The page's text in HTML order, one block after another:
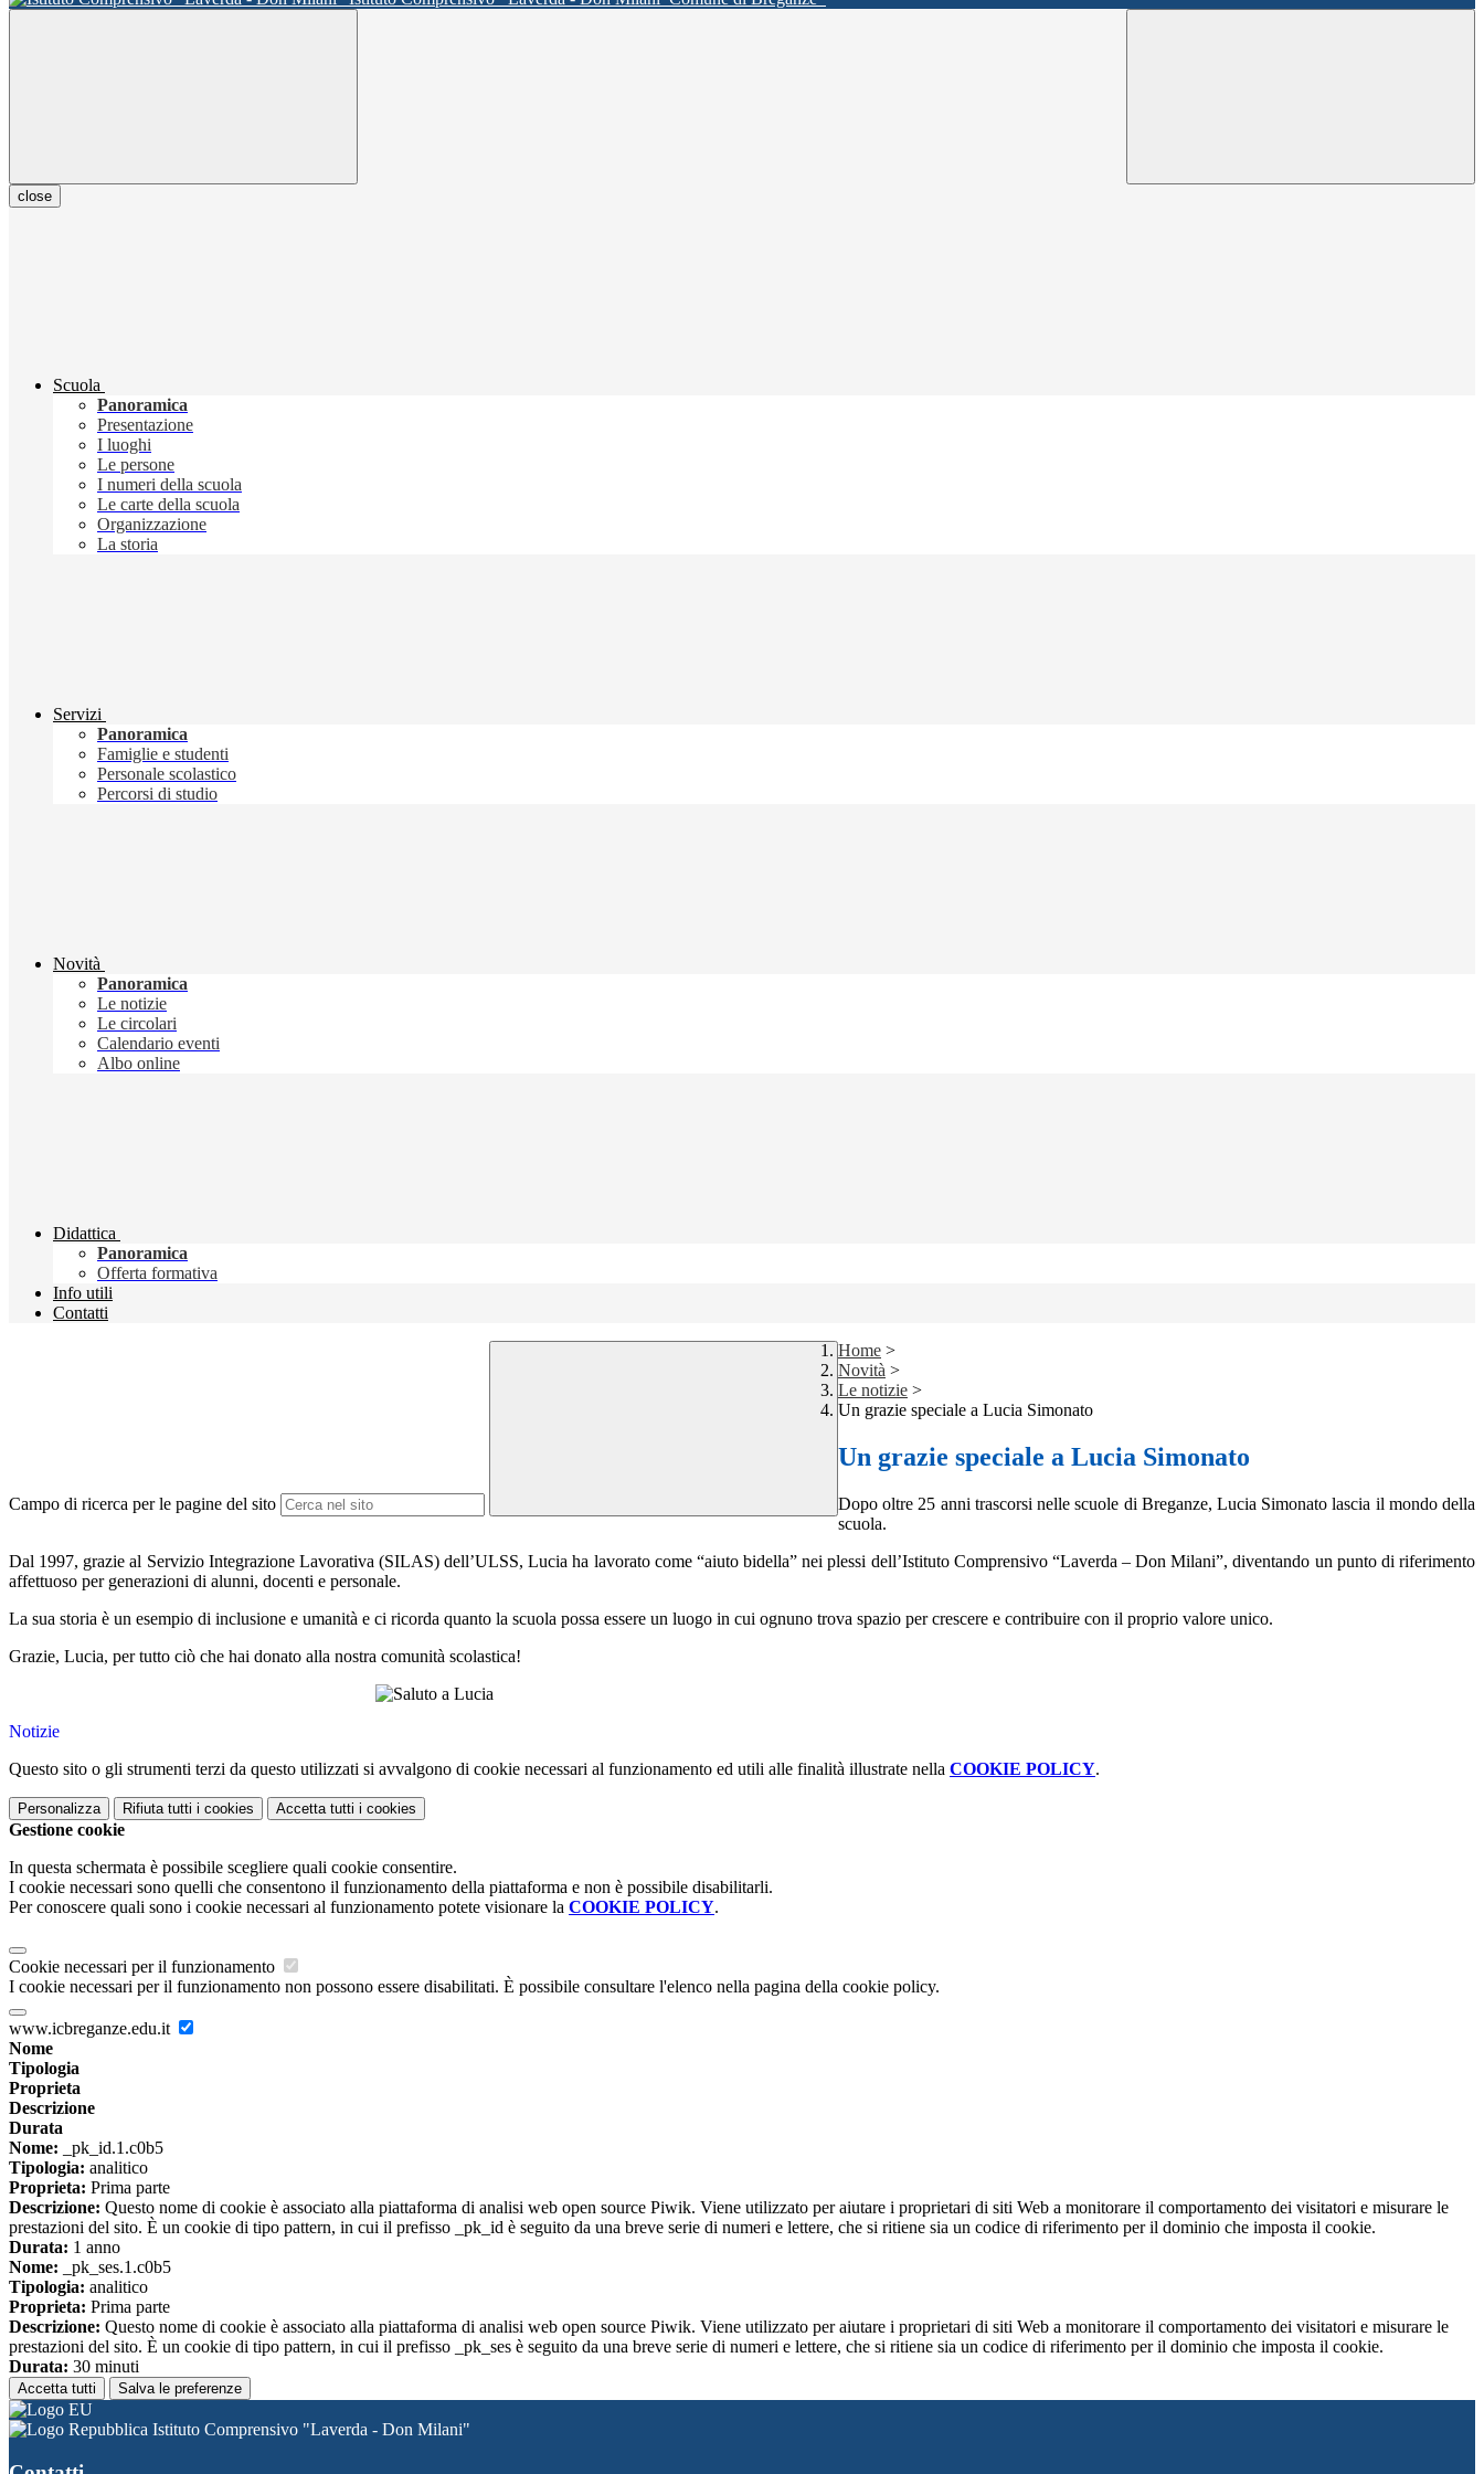
close
Scuola
Panoramica
Presentazione
I luoghi
Le persone
I numeri della scuola
Le carte della scuola
Organizzazione
La storia
Servizi
Panoramica
Famiglie e studenti
Personale scolastico
Percorsi di studio
Novità
Panoramica
Le notizie
Le circolari
Calendario eventi
Albo online
Didattica
Panoramica
Offerta formativa
Info utili
Contatti
Campo di ricerca per le pagine del sito
Home >
Novità >
Le notizie >
Un grazie speciale a Lucia Simonato
Un grazie speciale a Lucia Simonato
Dopo oltre 25 anni trascorsi nelle scuole di Breganze, Lucia Simonato lascia il mondo della
scuola.
Dal 1997, grazie al Servizio Integrazione Lavorativa (SILAS) dell’ULSS, Lucia ha lavorato come “aiuto bidella” nei plessi dell’Istituto Comprensivo “Laverda – Don Milani”, diventando un punto di riferimento
affettuoso per generazioni di alunni, docenti e personale.
La sua storia è un esempio di inclusione e umanità e ci ricorda quanto la scuola possa essere un luogo in cui ognuno trova spazio per crescere e contribuire con il proprio valore unico.
Grazie, Lucia, per tutto ciò che hai donato alla nostra comunità scolastica!
Notizie
Questo sito o gli strumenti terzi da questo utilizzati si avvalgono di cookie necessari al funzionamento ed utili alle finalità illustrate nella COOKIE POLICY.
Personalizza Rifiuta tutti i cookies Accetta tutti i cookies
Gestione cookie
In questa schermata è possibile scegliere quali cookie consentire.
I cookie necessari sono quelli che consentono il funzionamento della piattaforma e non è possibile disabilitarli.
Per conoscere quali sono i cookie necessari al funzionamento potete visionare la COOKIE POLICY.
Cookie necessari per il funzionamento
I cookie necessari per il funzionamento non possono essere disabilitati. È possibile consultare l'elenco nella pagina della cookie policy.
www.icbreganze.edu.it
Nome
Tipologia
Proprieta
Descrizione
Durata
Nome: _pk_id.1.c0b5
Tipologia: analitico
Proprieta: Prima parte
Descrizione: Questo nome di cookie è associato alla piattaforma di analisi web open source Piwik. Viene utilizzato per aiutare i proprietari di siti Web a monitorare il comportamento dei visitatori e misurare le
prestazioni del sito. È un cookie di tipo pattern, in cui il prefisso _pk_id è seguito da una breve serie di numeri e lettere, che si ritiene sia un codice di riferimento per il dominio che imposta il cookie.
Durata: 1 anno
Nome: _pk_ses.1.c0b5
Tipologia: analitico
Proprieta: Prima parte
Descrizione: Questo nome di cookie è associato alla piattaforma di analisi web open source Piwik. Viene utilizzato per aiutare i proprietari di siti Web a monitorare il comportamento dei visitatori e misurare le
prestazioni del sito. È un cookie di tipo pattern, in cui il prefisso _pk_ses è seguito da una breve serie di numeri e lettere, che si ritiene sia un codice di riferimento per il dominio che imposta il cookie.
Durata: 30 minuti
Accetta tutti Salva le preferenze
Istituto Comprensivo "Laverda - Don Milani"